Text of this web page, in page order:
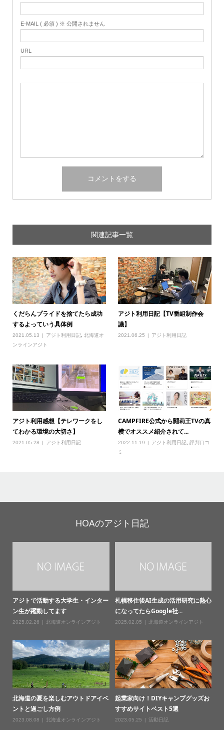
E-MAIL ( 必須 ) ※ 公開されません
URL
関連記事一覧
くだらんプライドを捨てたら成功
するよっていう具体例
2021.05.13 アジト利用日記
北海道オ
ンラインアジト
アジト利用日記【TV番組制作会
議】
2021.06.25 アジト利用日記
アジト利用感想【テレワークをし
てわかる環境の大切さ】
2021.05.28 アジト利用日記
CAMPFIRE公式から闘莉王TVの真
横でオススメ紹介されて...
2022.11.19 アジト利用日記,評判口コ
ミ
HOAのアジト日記
アジトで活動する大学生・インター
ン生が躍動してます
2025.02.26 北海道オンラインアジト
札幌移住後AI生成の活用研究に熱心
になってたらGoogle社...
2025.02.05 北海道オンラインアジト
北海道の夏を楽しむアウトドアイベ
ントと過ごし方例
2023.08.08 北海道オンラインアジト
起業家向け！DIYキャンプグッズお
すすめサイトベスト5選
2023.05.25 活動日記